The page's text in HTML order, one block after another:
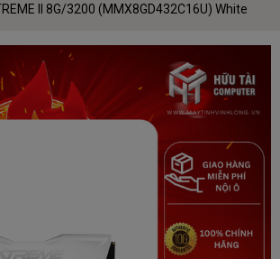
II 8G/3200 (MMX8GD432C16U) White